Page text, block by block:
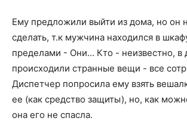
Ему предложили выйти из дома, но он
сделать, т.к мужчина находился в
пределами - Они… Кто - неизвестно, в
происходили странные вещи - все
Диспетчер попросила ему взять
ее (как средство защиты), но, как
она его не спасла.